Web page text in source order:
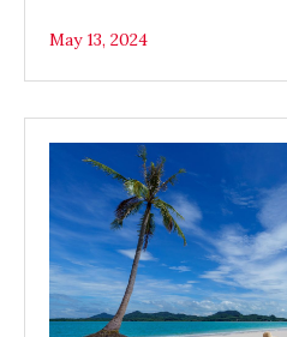
May 13, 2024